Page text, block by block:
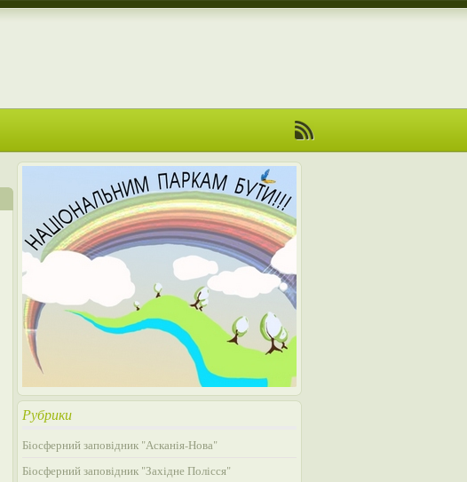
Рубрики
Біосферний заповідник "Асканія-Нова"
Біосферний заповідник "Західне Полісся"